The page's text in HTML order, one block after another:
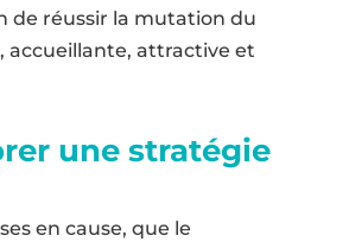
de réussir la mutation du
accueillante, attractive et
une stratégie
en cause, que le